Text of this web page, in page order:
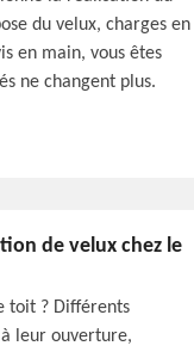
du velux, charges en
en main, vous êtes
ne changent plus.
de velux chez le
toit ? Différents
leur ouverture,